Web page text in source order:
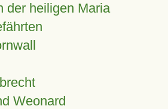
der heiligen Maria
Weonard